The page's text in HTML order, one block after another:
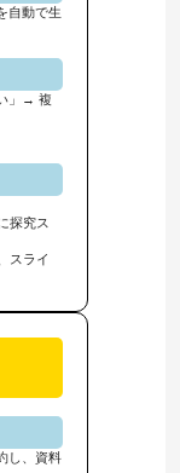
自動で生
」→ 複
探究ス
スライ
し、資料